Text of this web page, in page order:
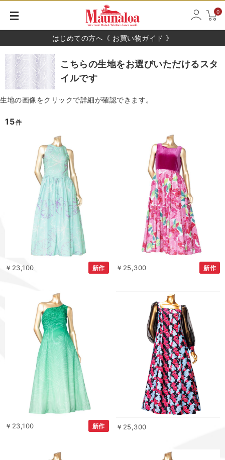
0
はじめての方へ《 お買い物ガイド 》
こちらの生地をお選びいただけるスタ
イルです
生地の画像をクリックで詳細が確認できます。
15件
￥23,100 新作 ￥25,300 新作
￥23,100 新作 ￥25,300